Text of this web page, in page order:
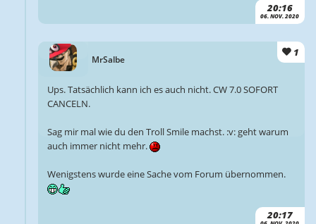
20:16
06. NOV. 2020
MrSalbe
1
20:17
Ups. Tatsächlich kann ich es auch nicht. CW 7.0 SOFORT
CANCELN.
Sag mir mal wie du den Troll Smile machst. :v: geht warum
auch immer nicht mehr.
Wenigstens wurde eine Sache vom Forum übernommen.